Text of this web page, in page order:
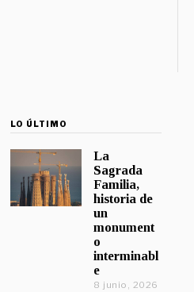
LO ÚLTIMO
La
Sagrada
Familia,
historia de
un
monument
o
interminabl
e
8 junio, 2026